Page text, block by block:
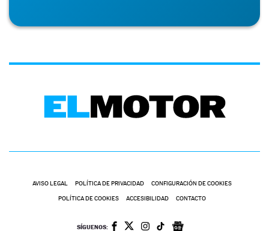
AVISO LEGAL POLÍTICA DE PRIVACIDAD CONFIGURACIÓN DE COOKIES
POLÍTICA DE COOKIES ACCESIBILIDAD CONTACTO
SÍGUENOS: